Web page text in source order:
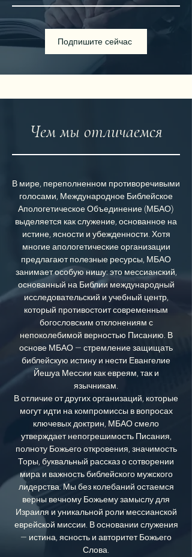
Подпишите сейчас
Чем мы отличаемся
В мире, переполненном противоречивыми
голосами, Международное Библейское
Апологетическое Объединение (МБАО)
выделяется как служение, основанное на
истине, ясности и убежденности. Хотя
многие апологетические организации
предлагают полезные ресурсы, МБАО
занимает особую нишу: это мессианский,
основанный на Библии международный
исследовательский и учебный центр,
который противостоит современным
богословским отклонениям с
непоколебимой верностью Писанию. В
основе МБАО — стремление защищать
библейскую истину и нести Евангелие
Йешуа Мессии как евреям, так и
язычникам.
В отличие от других организаций, которые
могут идти на компромиссы в вопросах
ключевых доктрин, МБАО смело
утверждает непогрешимость Писания,
полноту Божьего откровения, значимость
Торы, буквальный рассказ о сотворении
мира и важность библейского мужского
лидерства. Мы без колебаний остаемся
верны вечному Божьему замыслу для
Израиля и уникальной роли мессианской
еврейской миссии. В основании служения
— истина, ясность и авторитет Божьего
Слова.